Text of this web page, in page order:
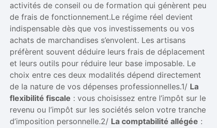
activités de conseil ou de formation qui génèrent peu
de frais de fonctionnement.Le régime réel devient
indispensable dès que vos investissements ou vos
achats de marchandises s’envolent. Les artisans
préfèrent souvent déduire leurs frais de déplacement
et leurs outils pour réduire leur base imposable. Le
choix entre ces deux modalités dépend directement
de la nature de vos dépenses professionnelles.1/ La
flexibilité fiscale : vous choisissez entre l’impôt sur le
revenu ou l’impôt sur les sociétés selon votre tranche
d’imposition personnelle.2/ La comptabilité allégée :